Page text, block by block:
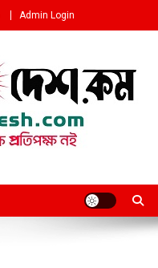
Admin Login